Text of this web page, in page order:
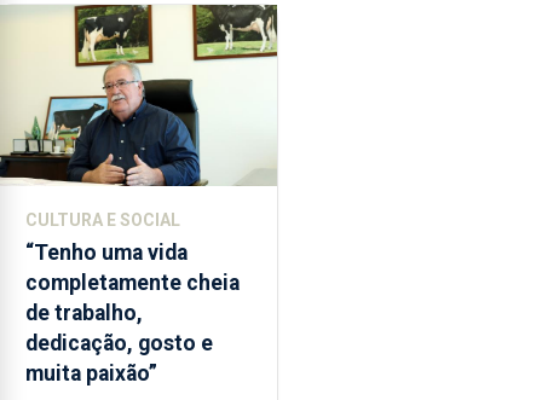
CULTURA E SOCIAL
“Tenho uma vida
completamente cheia
de trabalho,
dedicação, gosto e
muita paixão”